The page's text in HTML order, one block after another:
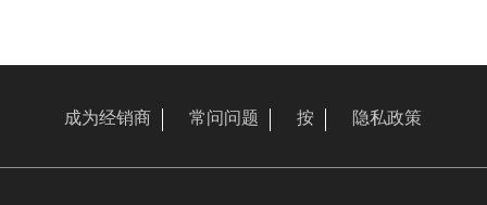
成为经销商 常问问题 按 隐私政策